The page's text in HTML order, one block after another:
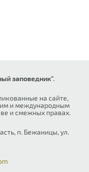
заповедник".
на сайте,
и международным
и смежных правах.
п. Бежаницы, ул.